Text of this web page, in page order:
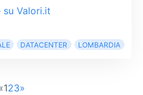
su Valori.it
DATACENTER LOMBARDIA
123»